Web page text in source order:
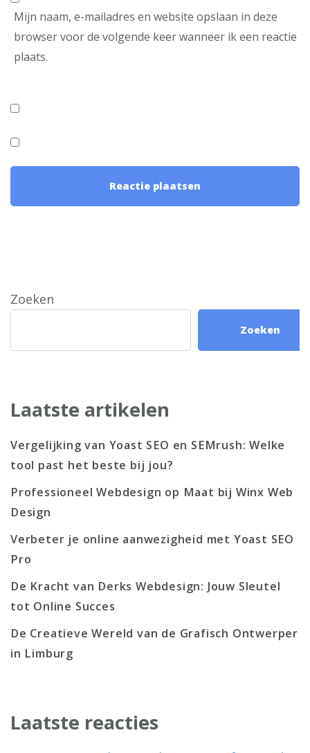
Mijn naam, e-mailadres en website opslaan in deze
browser voor de volgende keer wanneer ik een reactie
plaats.
Zoeken
Zoeken
Laatste artikelen
Vergelijking van Yoast SEO en SEMrush: Welke
tool past het beste bij jou?
Professioneel Webdesign op Maat bij Winx Web
Design
Verbeter je online aanwezigheid met Yoast SEO
Pro
De Kracht van Derks Webdesign: Jouw Sleutel
tot Online Succes
De Creatieve Wereld van de Grafisch Ontwerper
in Limburg
Laatste reacties